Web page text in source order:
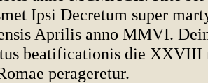
Ipsi Decretum super
Aprilis anno MMVI.
beatificationis die XXVIII
perageretur.